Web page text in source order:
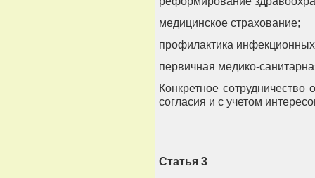
медицинское страхование;
профилактика
первичная медико-
Конкретное
согласия и с учетом
Статья 3